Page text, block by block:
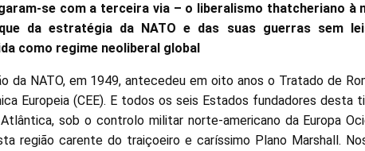
se com a terceira via – o liberalismo thatcheriano à
da estratégia da NATO e das suas guerras sem
como regime neoliberal global
da NATO, em 1949, antecedeu em oito anos o Tratado de
Europeia (CEE). E todos os seis Estados fundadores desta
sob o controlo militar norte-americano da Europa
região carente do traiçoeiro e caríssimo Plano Marshall.